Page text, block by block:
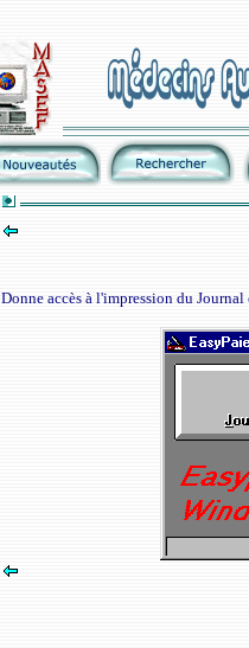
Donne accès à l'impression du